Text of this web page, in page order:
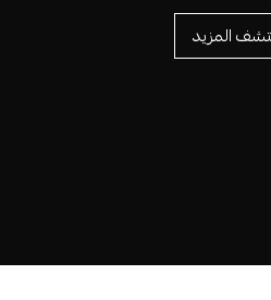
المزيد